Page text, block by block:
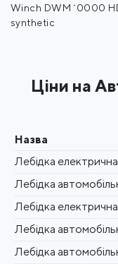
Winch DWM 10000
synthetic
Ціни на
Назва